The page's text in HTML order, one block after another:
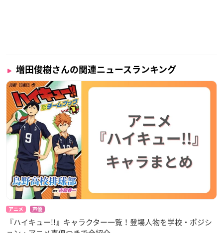
増田俊樹さんの関連ニュースランキング
アニメ 声優
『ハイキュー!!』キャラクター一覧！登場人物を学校・ポジシ